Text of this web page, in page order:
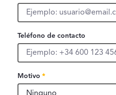
Teléfono de contacto
Teléfono de contacto
Motivo, campo obligatorio
Motivo
Campo obligatorio